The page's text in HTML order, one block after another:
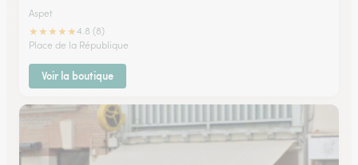
Aspet
★★★★★4.8 (8)
Place de la République
Voir la boutique